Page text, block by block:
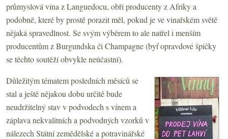
průmyslová vína z Languedocu, obří producenty z Afriky a
podobně, které by prostě porazit měl, pokud je ve vinařském světě
nějaká spravedlnost. Se svým výběrem to ale natřel i menším
producentům z Burgundska či Champagne (byť opravdové špičky
se těchto soutěží obvykle neúčastní).
Důležitým tématem posledních měsíců se
stal a ještě nějakou dobu určitě bude
neudržitelný stav v podvodech s vínem a
záplava nekvalitních a podvodných vzorků v
nálezech Státní zemědělské a potravinářské